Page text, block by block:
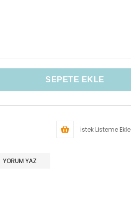
İstek Listeme Ekle
YORUM YAZ